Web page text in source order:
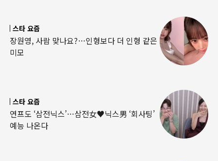
스타 요즘
장원영, 사람 맞나요?…인형보다 더 인형 같은
미모
스타 요즘
연프도 ‘삼전닉스’…삼전女♥닉스男 ‘회사팅’
예능 나온다